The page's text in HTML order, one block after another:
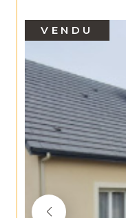
VENDU